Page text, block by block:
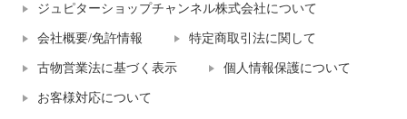
ジュピターショップチャンネル株式会社について
会社概要/免許情報 特定商取引法に関して
古物営業法に基づく表示 個人情報保護について
お客様対応について